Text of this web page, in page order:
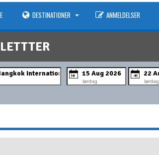
DESTINATIONER ANMELDELSER
lørdag lørdag